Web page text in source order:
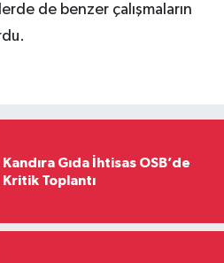
de benzer çalışmaların
Kandıra Gıda İhtisas OSB’de
Kritik Toplantı